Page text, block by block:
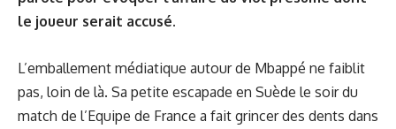
le joueur serait accusé.
L’emballement médiatique autour de Mbappé ne faiblit
pas, loin de là. Sa petite escapade en Suède le soir du
match de l’Equipe de France a fait grincer des dents dans